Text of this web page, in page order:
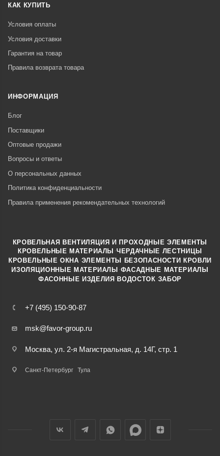
КАК КУПИТЬ
Условия оплаты
Условия доставки
Гарантия на товар
Правила возврата товара
ИНФОРМАЦИЯ
Блог
Поставщики
Оптовые продажи
Вопросы и ответы
О персональных данных
Политика конфиденциальности
Правила применения рекомендательных технологий
+7 (495) 150-90-87
msk@favor-group.ru
Москва, ул. 2-я Магистральная, д. 14Г, стр. 1
Санкт-Петербург Тула
КРОВЕЛЬНАЯ ВЕНТИЛЯЦИЯ И ПРОХОДНЫЕ ЭЛЕМЕНТЫ
КРОВЕЛЬНЫЕ МАТЕРИАЛЫ ·ЧЕРДАЧНЫЕ ЛЕСТНИЦЫ
КРОВЕЛЬНЫЕ ОКНА ·ЭЛЕМЕНТЫ БЕЗОПАСНОСТИ КРОВЛИ
ИЗОЛЯЦИОННЫЕ МАТЕРИАЛЫ ·ФАСАДНЫЕ МАТЕРИАЛЫ
ФАСОННЫЕ ИЗДЕЛИЯ·ВОДОСТОК ·ЗАБОР